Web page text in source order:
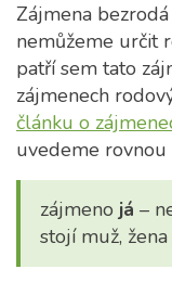
Zájmena
nemůžeme určit
patří sem tato
zájmenech
článku o
uvedeme rovnou
zájmeno já –
stojí muž,